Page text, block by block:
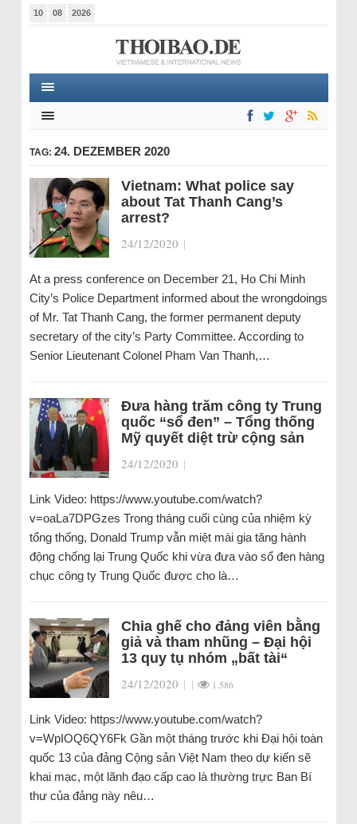
10 08 2026
TAG: 24. DEZEMBER 2020
Vietnam: What police say
about Tat Thanh Cang’s
arrest?
24/12/2020 |
At a press conference on December 21, Ho Chi Minh
City’s Police Department informed about the wrongdoings
of Mr. Tat Thanh Cang, the former permanent deputy
secretary of the city’s Party Committee. According to
Senior Lieutenant Colonel Pham Van Thanh,…
Đưa hàng trăm công ty Trung
quốc “sổ đen” – Tổng thống
Mỹ quyết diệt trừ cộng sản
24/12/2020 |
Link Video: https://www.youtube.com/watch?
v=oaLa7DPGzes Trong tháng cuối cùng của nhiệm kỳ
tổng thống, Donald Trump vẫn miệt mài gia tăng hành
động chống lại Trung Quốc khi vừa đưa vào sổ đen hàng
chục công ty Trung Quốc được cho là…
Chia ghế cho đảng viên bằng
giả và tham nhũng – Đại hội
13 quy tụ nhóm „bất tài“
24/12/2020 | | 1.586
Link Video: https://www.youtube.com/watch?
v=WpIOQ6QY6Fk Gần một tháng trước khi Đại hội toàn
quốc 13 của đảng Cộng sản Việt Nam theo dự kiến sẽ
khai mạc, một lãnh đạo cấp cao là thường trực Ban Bí
thư của đảng này nêu…